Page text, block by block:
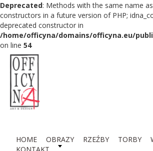
Deprecated: Methods with the same name
constructors in a future version of PHP;
deprecated constructor in
/home/officyna/domains/officyna.eu/
on line 54
HOME OBRAZY RZEŹBY TORBY
KONTAKT